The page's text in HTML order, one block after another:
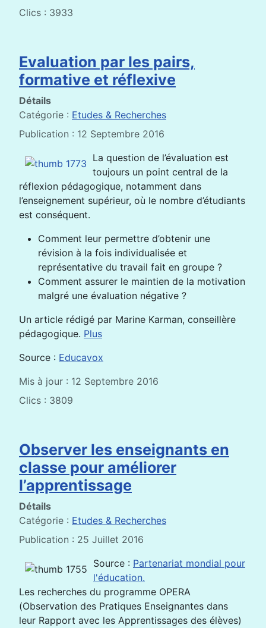
Clics : 3933
Evaluation par les pairs,
formative et réflexive
Détails
Catégorie : Etudes & Recherches
Publication : 12 Septembre 2016
La question de l’évaluation est
toujours un point central de la
réflexion pédagogique, notamment dans
l’enseignement supérieur, où le nombre d’étudiants
est conséquent.
Comment leur permettre d’obtenir une
révision à la fois individualisée et
représentative du travail fait en groupe ?
Comment assurer le maintien de la motivation
malgré une évaluation négative ?
Un article rédigé par Marine Karman, conseillère
pédagogique. Plus
Source : Educavox
Mis à jour : 12 Septembre 2016
Clics : 3809
Observer les enseignants en
classe pour améliorer
l’apprentissage
Détails
Catégorie : Etudes & Recherches
Publication : 25 Juillet 2016
Source : Partenariat mondial pour
l'éducation.
Les recherches du programme OPERA
(Observation des Pratiques Enseignantes dans
leur Rapport avec les Apprentissages des élèves)